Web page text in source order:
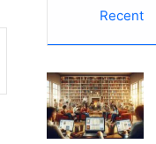
Recent